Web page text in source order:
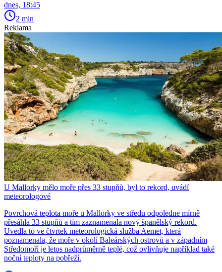
dnes, 18:45
2 min
Reklama
U Mallorky mělo moře přes 33 stupňů, byl to rekord, uvádí
meteorologové
Povrchová teplota moře u Mallorky ve středu odpoledne mírně
přesáhla 33 stupňů a tím zaznamenala nový španělský rekord.
Uvedla to ve čtvrtek meteorologická služba Aemet, která
poznamenala, že moře v okolí Baleárských ostrovů a v západním
Středomoří je letos nadprůměrně teplé, což ovlivňuje například také
noční teploty na pobřeží.